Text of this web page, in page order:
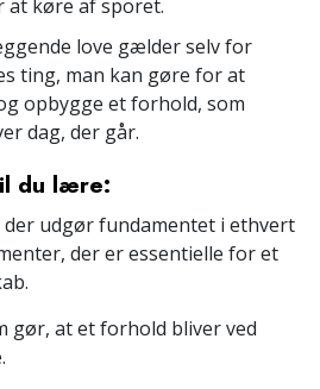
at køre af sporet.
love gælder selv for
ting, man kan gøre for at
opbygge et forhold, som
dag, der går.
du lære:
der udgør fundamentet i ethvert
der er essentielle for et
gør, at et forhold bliver ved